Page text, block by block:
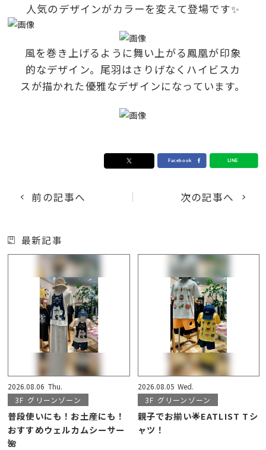
人気のデザインがカラーを変えて登場です✨
風を巻き上げるように舞い上がる鳳凰が印象
的なデザイン。尾羽はさりげなくハイビスカ
スが描かれた優雅なデザインになっています。
前の記事へ 次の記事へ
最新記事
2026.08.06 Thu.
3F グリーンゾーン
普段使いにも！お土産にも！
おすすめウェルカムシーサー
🌺
2026.08.05 Wed.
3F グリーンゾーン
親子でお揃い🌟EATLIST Tシ
ャツ！